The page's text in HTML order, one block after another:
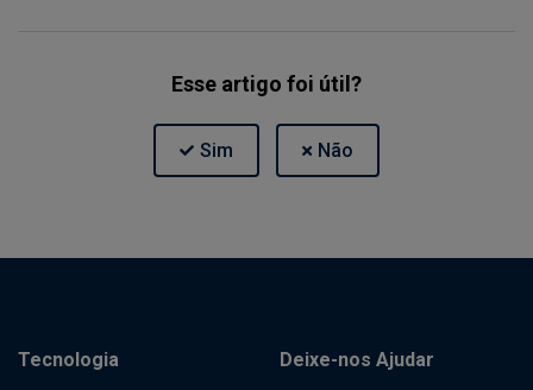
Esse artigo foi útil?
Tecnologia Deixe-nos Ajudar